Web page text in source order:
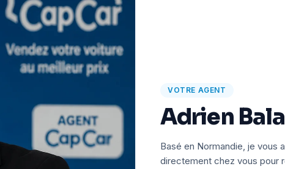
VOTRE AGENT
Adrien
Basé en Normandie, je vous
directement chez vous pour